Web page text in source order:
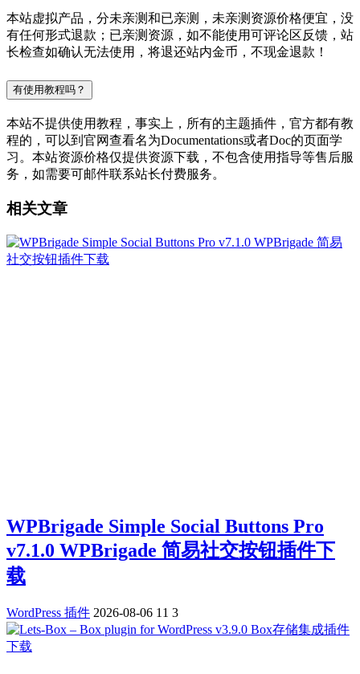
本站虚拟产品，分未亲测和已亲测，未亲测资源价格便宜，没
有任何形式退款；已亲测资源，如不能使用可评论区反馈，站
长检查如确认无法使用，将退还站内金币，不现金退款！
有使用教程吗？
本站不提供使用教程，事实上，所有的主题插件，官方都有教
程的，可以到官网查看名为Documentations或者Doc的页面学
习。本站资源价格仅提供资源下载，不包含使用指导等售后服
务，如需要可邮件联系站长付费服务。
相关文章
WPBrigade Simple Social Buttons Pro
v7.1.0 WPBrigade 简易社交按钮插件下
载
WordPress 插件 2026-08-06 11 3